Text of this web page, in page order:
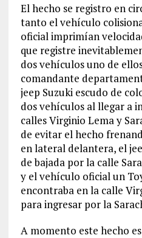
El hecho se registro en
tanto el vehículo
oficial imprimían
que registre
dos vehículos uno de
comandante
jeep Suzuki escudo de
dos vehículos al llegar a
calles Virginio Lema y
de evitar el hecho
en lateral delantera, el
de bajada por la calle
y el vehículo oficial un
encontraba en la calle
para ingresar por la
A momento este hecho